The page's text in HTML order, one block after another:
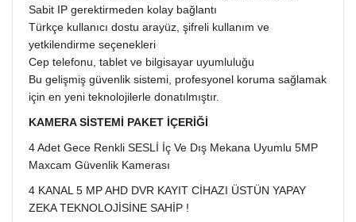
Sabit IP gerektirmeden kolay bağlantı
Türkçe kullanıcı dostu arayüz, şifreli kullanım ve
yetkilendirme seçenekleri
Cep telefonu, tablet ve bilgisayar uyumluluğu
Bu gelişmiş güvenlik sistemi, profesyonel koruma sağlamak
için en yeni teknolojilerle donatılmıştır.
KAMERA SİSTEMİ PAKET İÇERİĞİ
4 Adet Gece Renkli SESLİ İç Ve Dış Mekana Uyumlu 5MP
Maxcam Güvenlik Kamerası
4 KANAL 5 MP AHD DVR KAYIT CİHAZI ÜSTÜN YAPAY
ZEKA TEKNOLOJİSİNE SAHİP !